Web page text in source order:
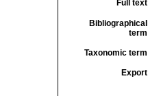
Full text
Bibliographical
term
Taxonomic term
Export